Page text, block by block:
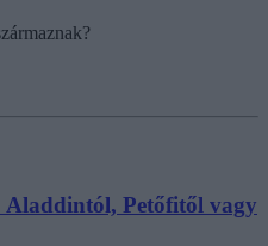
Aladdintól, Petőfitől vagy